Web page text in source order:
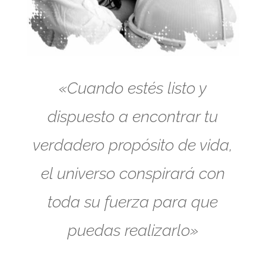
«Cuando estés listo y
dispuesto a encontrar tu
verdadero propósito de vida,
el universo conspirará con
toda su fuerza para que
puedas realizarlo»